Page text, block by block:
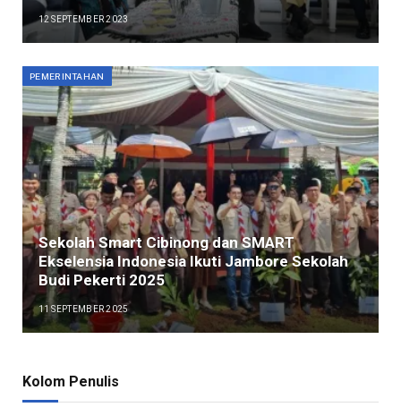
12 SEPTEMBER 2023
PEMERINTAHAN
Sekolah Smart Cibinong dan SMART
Ekselensia Indonesia Ikuti Jambore Sekolah
Budi Pekerti 2025
11 SEPTEMBER 2025
Kolom Penulis